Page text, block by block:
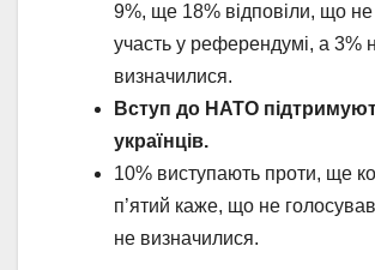
9%, ще 18% відповіли, що
участь у референдумі, а 3%
визначилися.
Вступ до НАТО
українців.
10% виступають проти, ще
п’ятий каже, що не
не визначилися.